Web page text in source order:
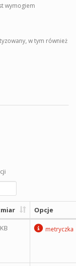
wymogiem
w tym również
Opcje
metryczka